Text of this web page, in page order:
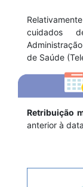
cuidados
de Saúde
Retribuição
anterior à